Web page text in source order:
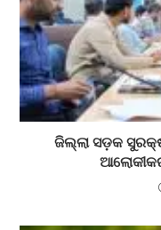
ଜିଲ୍ଲା ସଡ଼କ